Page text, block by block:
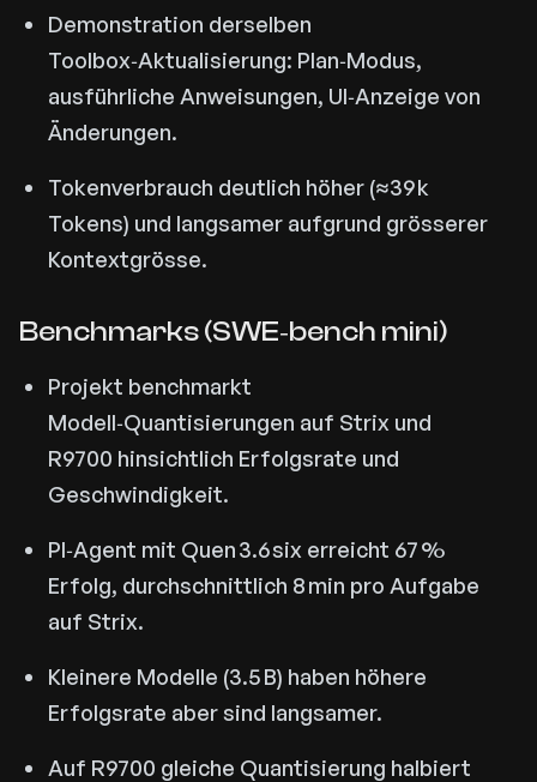
Demonstration derselben
Toolbox‑Aktualisierung: Plan‑Modus,
ausführliche Anweisungen, UI‑Anzeige von
Änderungen.
Tokenverbrauch deutlich höher (≈39 k
Tokens) und langsamer aufgrund grösserer
Kontextgrösse.
Benchmarks (SWE‑bench mini)
Projekt benchmarkt
Modell‑Quantisierungen auf Strix und
R9700 hinsichtlich Erfolgsrate und
Geschwindigkeit.
PI‑Agent mit Quen 3.6 six erreicht 67 %
Erfolg, durchschnittlich 8 min pro Aufgabe
auf Strix.
Kleinere Modelle (3.5 B) haben höhere
Erfolgsrate aber sind langsamer.
Auf R9700 gleiche Quantisierung halbiert